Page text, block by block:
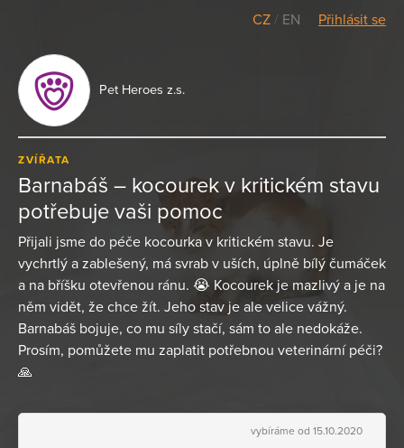
CZ / EN Přihlásit se
Pet Heroes z.s.
ZVÍŘATA
Barnabáš – kocourek v kritickém stavu
potřebuje vaši pomoc
Přijali jsme do péče kocourka v kritickém stavu. Je
vychrtlý a zablešený, má svrab v uších, úplně bílý čumáček
a na bříšku otevřenou ránu. 😭 Kocourek je mazlivý a je na
něm vidět, že chce žít. Jeho stav je ale velice vážný.
Barnabáš bojuje, co mu síly stačí, sám to ale nedokáže.
Prosím, pomůžete mu zaplatit potřebnou veterinární péči?
🙏
vybíráme od 15.10.2020